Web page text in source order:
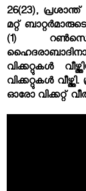
26(23),
മറ്റ്
(1)
വിക്കറ്റുകള്‍
വിക്കറ്റുകള്‍
ഓരോ വിക്കറ്റ്